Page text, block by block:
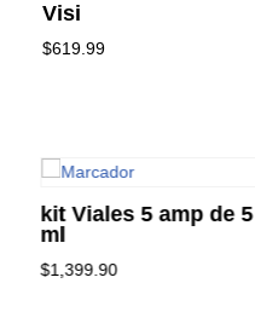
Visi
$619.99
kit Viales 5 amp de 5
ml
$1,399.90